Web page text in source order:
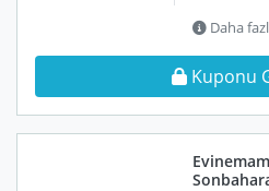
Daha
Kuponu